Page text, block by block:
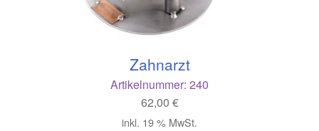
Zahnarzt
Artikelnummer: 240
62,00 €
inkl. 19 % MwSt.